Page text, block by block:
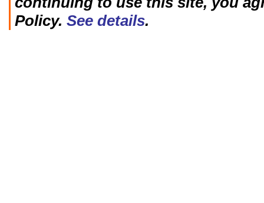
Policy. See details.